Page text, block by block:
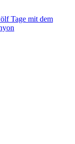
Tage mit dem